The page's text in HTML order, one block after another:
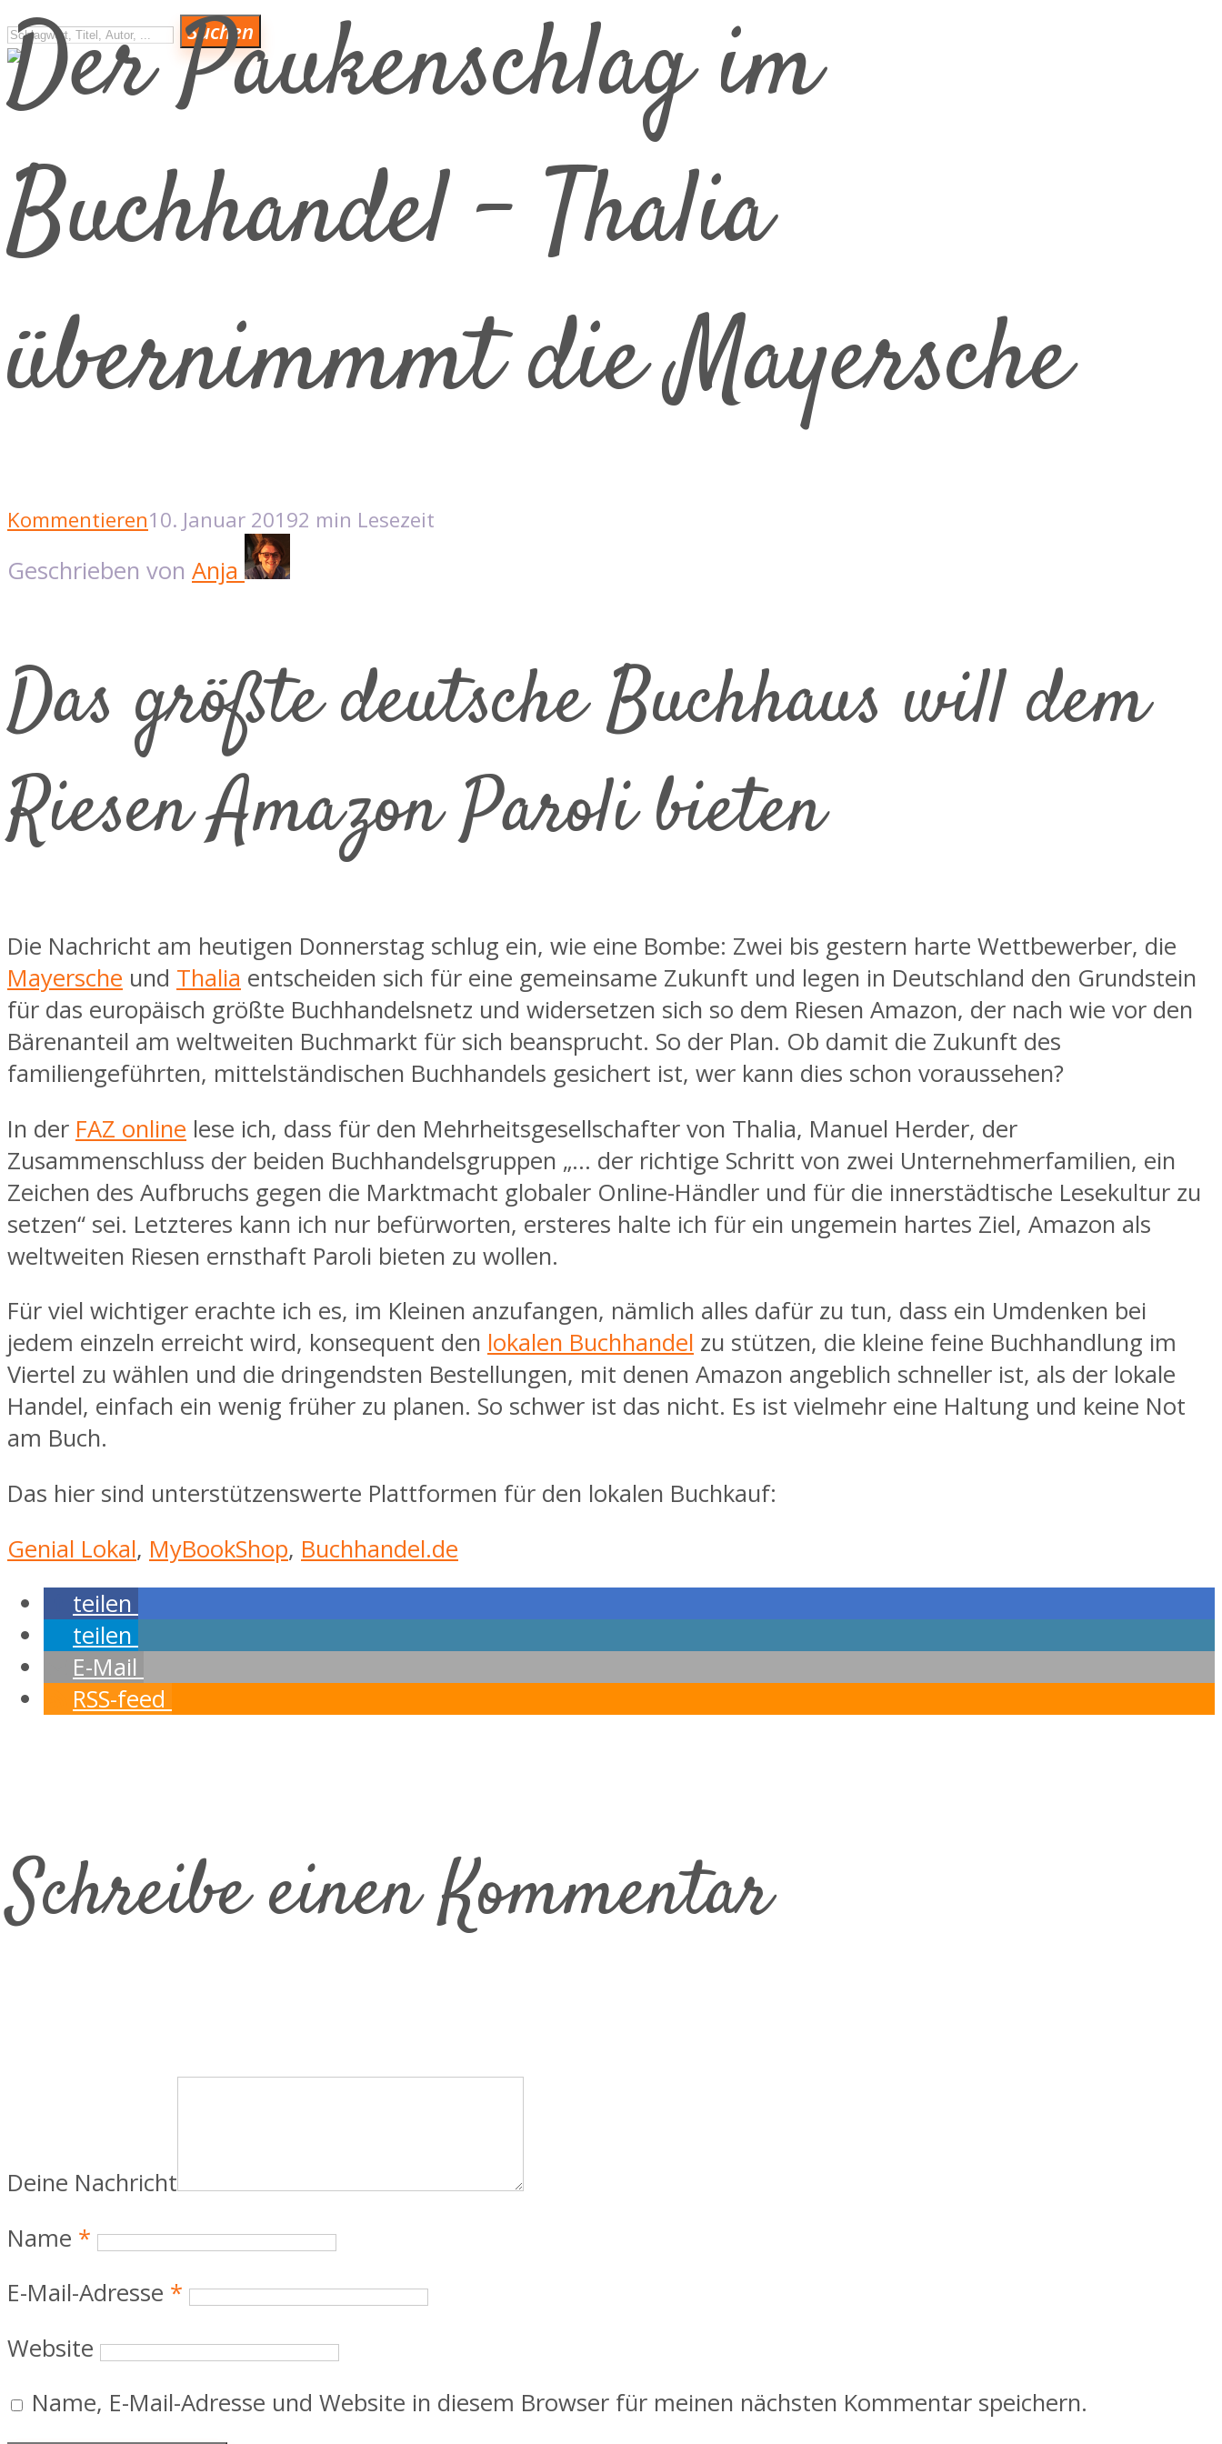
Suchen
VERLAGE
Der Paukenschlag im
Buchhandel – Thalia
übernimmmt die Mayersche
Kommentieren10. Januar 20192 min Lesezeit
Geschrieben von Anja
Das größte deutsche Buchhaus will dem
Riesen Amazon Paroli bieten
Die Nachricht am heutigen Donnerstag schlug ein, wie eine Bombe: Zwei bis gestern harte Wettbewerber, die
Mayersche und Thalia entscheiden sich für eine gemeinsame Zukunft und legen in Deutschland den Grundstein
für das europäisch größte Buchhandelsnetz und widersetzen sich so dem Riesen Amazon, der nach wie vor den
Bärenanteil am weltweiten Buchmarkt für sich beansprucht. So der Plan. Ob damit die Zukunft des
familiengeführten, mittelständischen Buchhandels gesichert ist, wer kann dies schon voraussehen?
In der FAZ online lese ich, dass für den Mehrheitsgesellschafter von Thalia, Manuel Herder, der
Zusammenschluss der beiden Buchhandelsgruppen „… der richtige Schritt von zwei Unternehmerfamilien, ein
Zeichen des Aufbruchs gegen die Marktmacht globaler Online-Händler und für die innerstädtische Lesekultur zu
setzen“ sei. Letzteres kann ich nur befürworten, ersteres halte ich für ein ungemein hartes Ziel, Amazon als
weltweiten Riesen ernsthaft Paroli bieten zu wollen.
Für viel wichtiger erachte ich es, im Kleinen anzufangen, nämlich alles dafür zu tun, dass ein Umdenken bei
jedem einzeln erreicht wird, konsequent den lokalen Buchhandel zu stützen, die kleine feine Buchhandlung im
Viertel zu wählen und die dringendsten Bestellungen, mit denen Amazon angeblich schneller ist, als der lokale
Handel, einfach ein wenig früher zu planen. So schwer ist das nicht. Es ist vielmehr eine Haltung und keine Not
am Buch.
Das hier sind unterstützenswerte Plattformen für den lokalen Buchkauf:
Genial Lokal, MyBookShop, Buchhandel.de
teilen
teilen
E-Mail
RSS-feed
Schreibe einen Kommentar
Deine Nachricht
Name *
E-Mail-Adresse *
Website
Name, E-Mail-Adresse und Website in diesem Browser für meinen nächsten Kommentar speichern.